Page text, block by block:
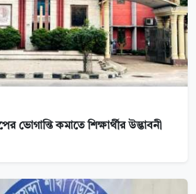
ভোগান্তি কমাতে শিক্ষার্থীর উদ্ভাবনী